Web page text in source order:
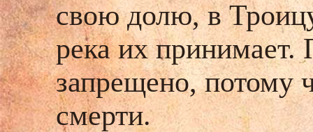
свою долю, в
река их принимает.
запрещено, потому
смерти.